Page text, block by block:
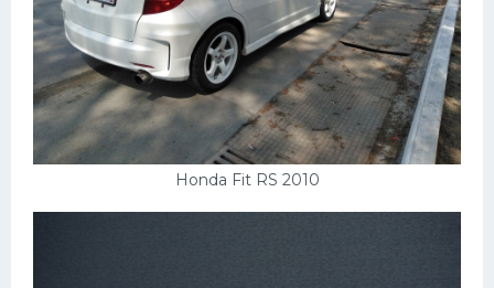
Honda Fit RS 2010